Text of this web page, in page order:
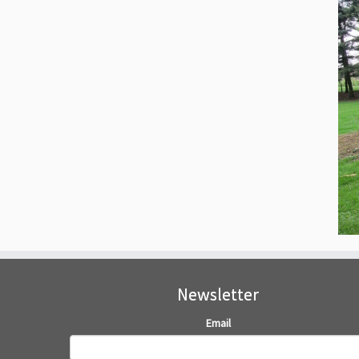
Newsletter
Email